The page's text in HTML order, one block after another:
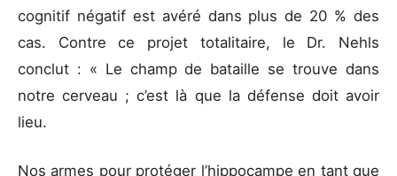
cognitif négatif est avéré dans plus de 20 % des
cas. Contre ce projet totalitaire, le Dr. Nehls
conclut : « Le champ de bataille se trouve dans
notre cerveau ; c’est là que la défense doit avoir
lieu.
Nos armes pour protéger l’hippocampe en tant que